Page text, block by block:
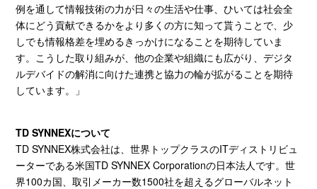
例を通して情報技術の力が日々の生活や仕事、ひいては社会全
体にどう貢献できるかをより多くの方に知って貰うことで、少
しでも情報格差を埋めるきっかけになることを期待していま
す。こうした取り組みが、他の企業や組織にも広がり、デジタ
ルデバイドの解消に向けた連携と協力の輪が拡がることを期待
しています。」
TD SYNNEXについて
TD SYNNEX株式会社は、世界トップクラスのITディストリビュ
ーターである米国TD SYNNEX Corporationの日本法人です。世
界100カ国、取引メーカー数1500社を超えるグローバルネット